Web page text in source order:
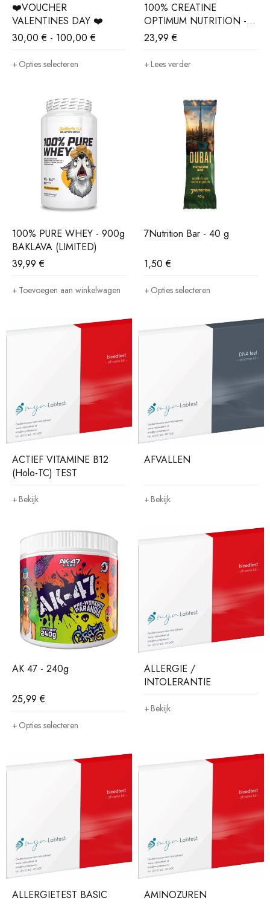
❤️VOUCHER
VALENTINES DAY ❤️
30,00€ - 100,00€
Opties selecteren
100% CREATINE
OPTIMUM NUTRITION -
317g
23,99€
Lees verder
100% PURE WHEY - 900g
BAKLAVA (LIMITED)
39,99€
Toevoegen aan winkelwagen
7Nutrition Bar - 40 g
1,50€
Opties selecteren
ACTIEF VITAMINE B12
(Holo-TC) TEST
Bekijk
AFVALLEN
Bekijk
AK 47 - 240g
25,99€
Opties selecteren
ALLERGIE /
INTOLERANTIE
Bekijk
ALLERGIETEST BASIC AMINOZUREN